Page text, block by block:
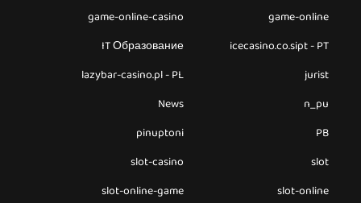
game-online
game-online-casino
icecasino.co.sipt - PT
IT Образование
jurist
lazybar-casino.pl - PL
n_pu
News
PB
pinuptoni
slot
slot-casino
slot-online
slot-online-game